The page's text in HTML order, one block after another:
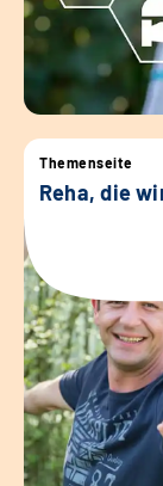
Themenseite
Reha, die